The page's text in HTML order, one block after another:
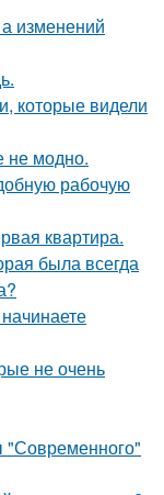
изменений
которые видели
не модно.
рабочую
квартира.
была всегда
не очень
"Современного"